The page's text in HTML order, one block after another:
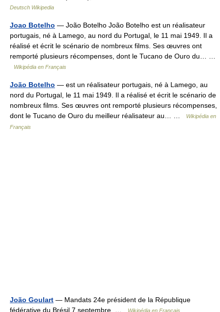
Deutsch Wikipedia
Joao Botelho — João Botelho João Botelho est un réalisateur
portugais, né à Lamego, au nord du Portugal, le 11 mai 1949. Il a
réalisé et écrit le scénario de nombreux films. Ses œuvres ont
remporté plusieurs récompenses, dont le Tucano de Ouro du… …
Wikipédia en Français
João Botelho — est un réalisateur portugais, né à Lamego, au
nord du Portugal, le 11 mai 1949. Il a réalisé et écrit le scénario de
nombreux films. Ses œuvres ont remporté plusieurs récompenses,
dont le Tucano de Ouro du meilleur réalisateur au… …
Wikipédia en
Français
João Goulart — Mandats 24e président de la République
fédérative du Brésil 7 septembre …
Wikipédia en Français